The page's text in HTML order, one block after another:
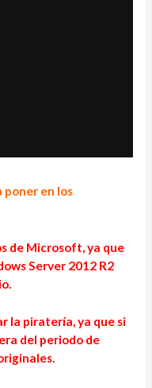
poner en los
de Microsoft, ya que
Server 2012 R2
la piratería, ya que si
del periodo de